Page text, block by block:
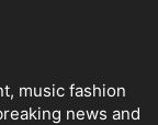
music fashion
news and